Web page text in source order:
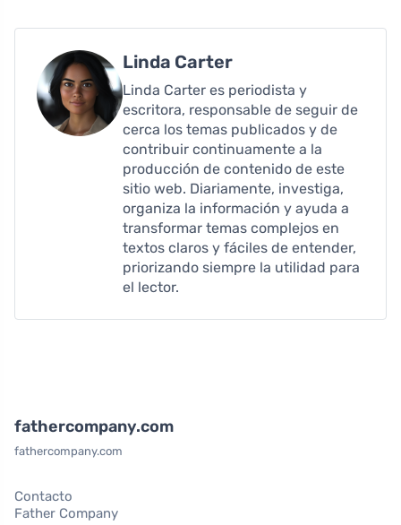
Linda Carter
Linda Carter es periodista y
escritora, responsable de seguir de
cerca los temas publicados y de
contribuir continuamente a la
producción de contenido de este
sitio web. Diariamente, investiga,
organiza la información y ayuda a
transformar temas complejos en
textos claros y fáciles de entender,
priorizando siempre la utilidad para
el lector.
fathercompany.com
fathercompany.com
Contacto
Father Company